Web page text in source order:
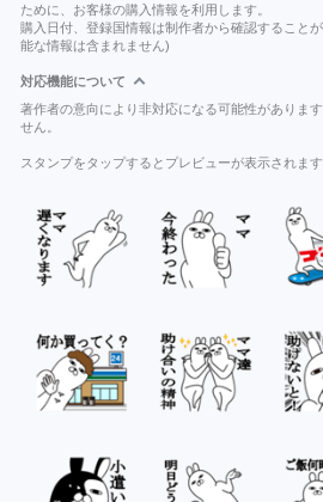
ために、お客様の購入情報を利用します。
購入日付、登録国情報は制作者から確認すること
能な情報は含まれません)
対応機能について
著作者の意向により非対応になる可能性がありま
せん。
スタンプをタップするとプレビューが表示されます